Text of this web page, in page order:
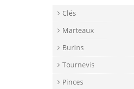
Clés
Marteaux
Burins
Tournevis
Pinces